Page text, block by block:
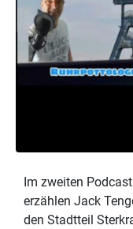
Im zweiten
erzählen Jack
den Stadtteil